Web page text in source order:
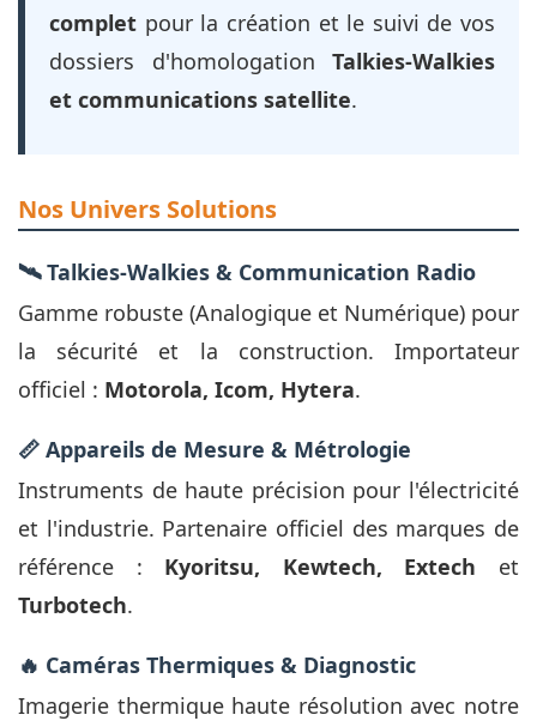
complet pour la création et le suivi de vos
dossiers d'homologation Talkies-Walkies
et communications satellite.
Nos Univers Solutions
🛰️ Talkies-Walkies & Communication Radio
Gamme robuste (Analogique et Numérique) pour
la sécurité et la construction. Importateur
officiel : Motorola, Icom, Hytera.
📏 Appareils de Mesure & Métrologie
Instruments de haute précision pour l'électricité
et l'industrie. Partenaire officiel des marques de
référence : Kyoritsu, Kewtech, Extech et
Turbotech.
🔥 Caméras Thermiques & Diagnostic
Imagerie thermique haute résolution avec notre